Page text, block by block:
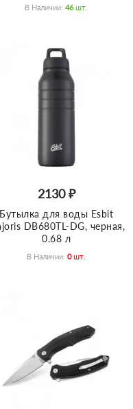
В Наличии: 46 Шт.
2130 ₽
Бутылка для воды Esbit
DB680TL-DG, черная,
0.68 л
В Наличии: 0 Шт.